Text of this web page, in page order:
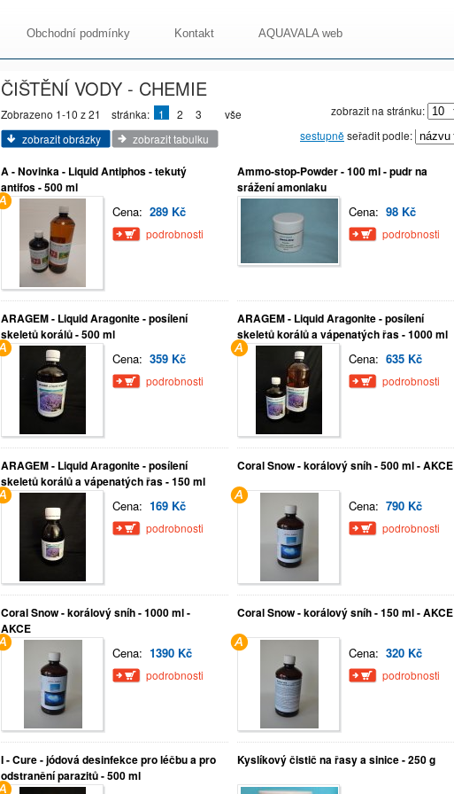
Obchodní podmínky Kontakt AQUAVALA web
ČIŠTĚNÍ VODY - CHEMIE
zobrazit na stránku:
Zobrazeno 1-10 z 21 stránka: 1 2 3
vše
sestupněseřadit podle:
zobrazit obrázky zobrazit tabulku
A - Novinka - Liquid Antiphos - tekutý
antifos - 500 ml
Cena: 289 Kč
podrobnosti
Ammo-stop-Powder - 100 ml - pudr na
srážení amoniaku
Cena: 98 Kč
podrobnosti
ARAGEM - Liquid Aragonite - posílení
skeletů korálů - 500 ml
Cena: 359 Kč
podrobnosti
ARAGEM - Liquid Aragonite - posílení
skeletů korálů a vápenatých řas - 1000 ml
Cena: 635 Kč
podrobnosti
ARAGEM - Liquid Aragonite - posílení
skeletů korálů a vápenatých řas - 150 ml
Cena: 169 Kč
podrobnosti
Coral Snow - korálový sníh - 500 ml - AKCE
Cena: 790 Kč
podrobnosti
Coral Snow - korálový sníh - 1000 ml -
AKCE
Cena: 1390 Kč
podrobnosti
Coral Snow - korálový sníh - 150 ml - AKCE
Cena: 320 Kč
podrobnosti
I - Cure - jódová desinfekce pro léčbu a pro
odstranění parazitů - 500 ml
Kyslíkový čistič na řasy a sinice - 250 g